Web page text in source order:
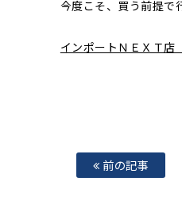
今度こそ、買う前提で
インポートＮＥＸＴ
前の記事